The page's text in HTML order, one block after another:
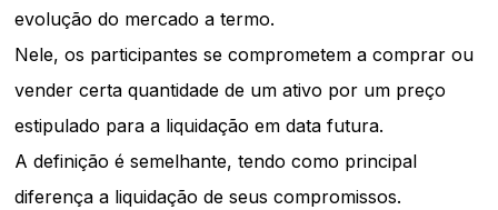
evolução do mercado a termo.
Nele, os participantes se comprometem a comprar ou
vender certa quantidade de um ativo por um preço
estipulado para a liquidação em data futura.
A definição é semelhante, tendo como principal
diferença a liquidação de seus compromissos.